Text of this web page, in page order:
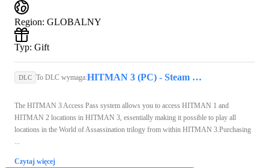
Region: GLOBALNY
Typ: Gift
DLC To DLC wymaga: HITMAN 3 (PC) - Steam Key - GLOBAL
The HITMAN 3 Access Pass system allows you to access HITMAN 1 and
HITMAN 2 locations in HITMAN 3, essentially making it possible to play all
locations in the World of Assassination trilogy from within HITMAN 3.Purchasing
...
Czytaj więcej